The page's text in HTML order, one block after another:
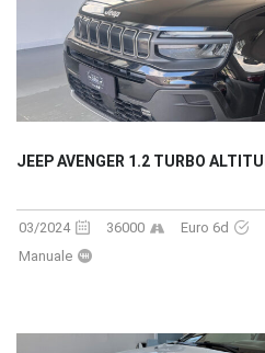
JEEP AVENGER 1.2 TURBO
03/2024 36000 Euro 6d
Manuale